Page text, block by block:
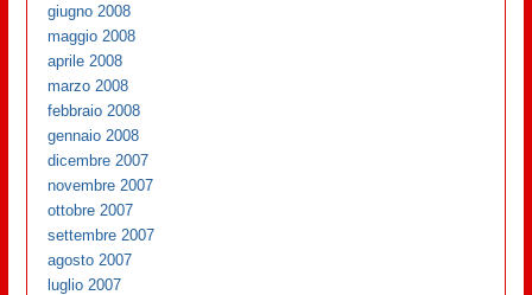
giugno 2008
maggio 2008
aprile 2008
marzo 2008
febbraio 2008
gennaio 2008
dicembre 2007
novembre 2007
ottobre 2007
settembre 2007
agosto 2007
luglio 2007